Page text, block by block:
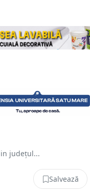
județul...
Salvează